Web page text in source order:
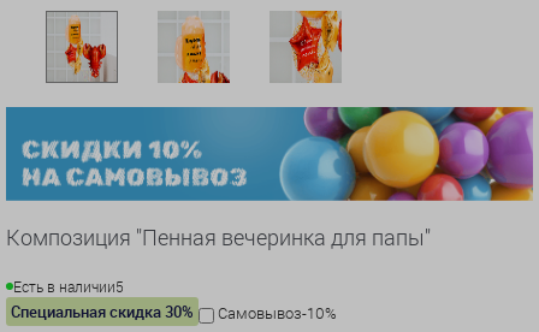
Композиция "Пенная вечеринка для папы"
Есть в наличии5
Специальная скидка 30% Самовывоз-10%